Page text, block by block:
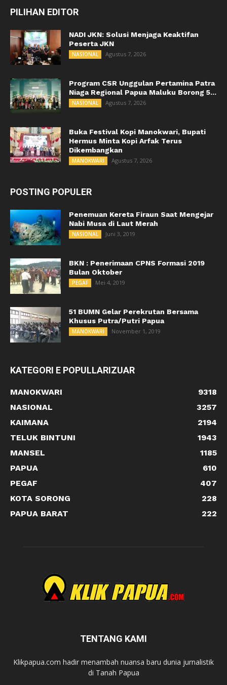
PILIHAN EDITOR
NADI JKN: Solusi Menjaga Keaktifan
Peserta JKN
NASIONAL Agustus 7, 2026
Program CSR Unggulan Pertamina Patra
Niaga Regional Papua Maluku Borong 5...
NASIONAL Agustus 7, 2026
Buka Festival Kopi Manokwari, Bupati
Hermus Minta Kopi Arfak Terus
Dikembangkan
MANOKWARI Agustus 7, 2026
POSTING POPULER
Penemuan Kereta Firaun Saat Mengejar
Nabi Musa di Laut Merah
NASIONAL Juni 3, 2019
BKN : Penerimaan CPNS Formasi 2019
Bulan Oktober
PEGAF Mei 4, 2019
51 BUMN Gelar Perekrutan Bersama
Khusus Putra/Putri Papua
MANOKWARI November 1, 2019
KATEGORI E POPULLARIZUAR
MANOKWARI
9318
NASIONAL
3257
KAIMANA
2194
TELUK BINTUNI
1943
MANSEL
1185
PAPUA
610
PEGAF
407
KOTA SORONG
228
PAPUA BARAT
222
TENTANG KAMI
Klikpapua.com hadir menambah nuansa baru dunia jurnalistik
di Tanah Papua